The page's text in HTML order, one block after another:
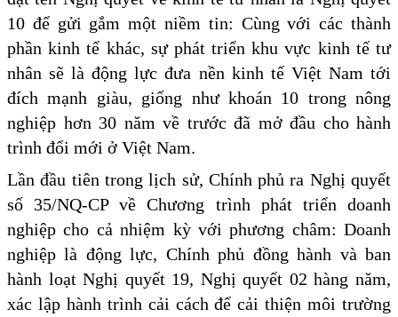
10 để gửi gắm một niềm tin: Cùng với các thành
phần kinh tế khác, sự phát triển khu vực kinh tế tư
nhân sẽ là động lực đưa nền kinh tế Việt Nam tới
đích mạnh giàu, giống như khoán 10 trong nông
nghiệp hơn 30 năm về trước đã mở đầu cho hành
trình đổi mới ở Việt Nam.
Lần đầu tiên trong lịch sử, Chính phủ ra Nghị quyết
số 35/NQ-CP về Chương trình phát triển doanh
nghiệp cho cả nhiệm kỳ với phương châm: Doanh
nghiệp là động lực, Chính phủ đồng hành và ban
hành loạt Nghị quyết 19, Nghị quyết 02 hàng năm,
xác lập hành trình cải cách để cải thiện môi trường